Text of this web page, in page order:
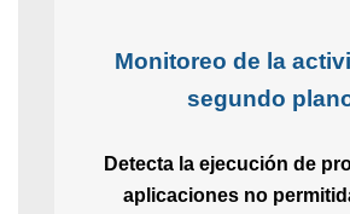
Monitoreo de la
segundo
Detecta la ejecución de
aplicaciones no